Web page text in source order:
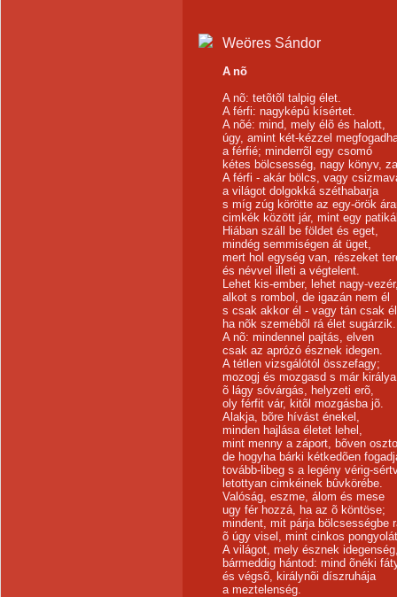
Weöres Sándor
A nõ
A nõ: tetõtõl talpig élet.
A férfi: nagyképû kísértet.
A nõé: mind, mely élõ és halott,
úgy, amint két-kézzel
a férfié; minderrõl egy csomó
kétes bölcsesség, nagy könyv,
A férfi - akár bölcs, vagy
a világot dolgokká széthabarja
s míg zúg körötte az egy-örök
cimkék között jár, mint egy
Hiában száll be földet és eget,
mindég semmiségen át üget,
mert hol egység van, részeket
és névvel illeti a végtelent.
Lehet kis-ember, lehet nagy-
alkot s rombol, de igazán nem él
s csak akkor él - vagy tán csak
ha nõk szemébõl rá élet sugárzik.
A nõ: mindennel pajtás, elven
csak az aprózó észnek idegen.
A tétlen vizsgálótól összefagy;
mozogj és mozgasd s már
õ lágy sóvárgás, helyzeti erõ,
oly férfit vár, kitõl mozgásba jõ.
Alakja, bõre hívást énekel,
minden hajlása életet lehel,
mint menny a záport, bõven
de hogyha bárki kétkedõen
tovább-libeg s a legény vérig-
letottyan cimkéinek bûvkörébe.
Valóság, eszme, álom és mese
ugy fér hozzá, ha az õ köntöse;
mindent, mit párja bölcsességbe
õ úgy visel, mint cinkos
A világot, mely észnek
bármeddig hántod: mind õnéki
és végsõ, királynõi díszruhája
a meztelenség.